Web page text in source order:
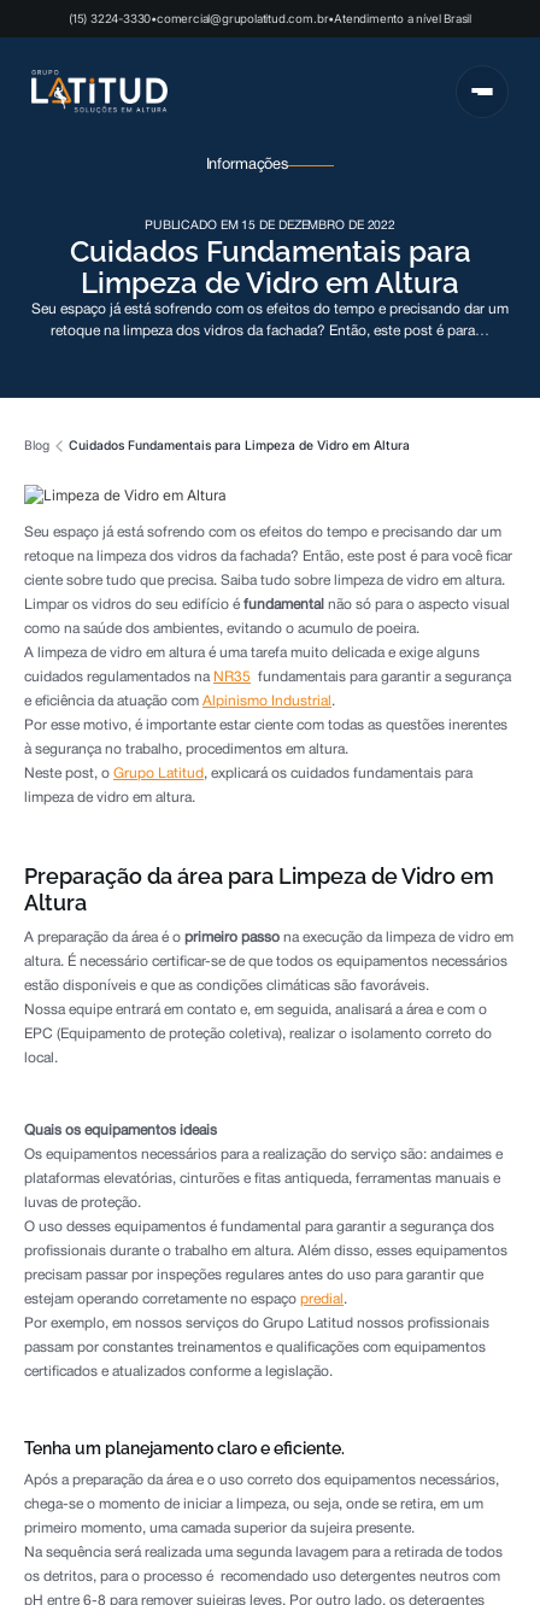
(15) 3224-3330•comercial@grupolatitud.com.br•Atendimento a nível Brasil
Informações
PUBLICADO EM 15 DE DEZEMBRO DE 2022
Cuidados Fundamentais para
Limpeza de Vidro em Altura
Seu espaço já está sofrendo com os efeitos do tempo e precisando dar um
retoque na limpeza dos vidros da fachada? Então, este post é para…
Blog Cuidados Fundamentais para Limpeza de Vidro em Altura
Seu espaço já está sofrendo com os efeitos do tempo e precisando dar um
retoque na limpeza dos vidros da fachada? Então, este post é para você ficar
ciente sobre tudo que precisa. Saiba tudo sobre limpeza de vidro em altura.
Limpar os vidros do seu edifício é fundamental não só para o aspecto visual
como na saúde dos ambientes, evitando o acumulo de poeira.
A limpeza de vidro em altura é uma tarefa muito delicada e exige alguns
cuidados regulamentados na NR35 fundamentais para garantir a segurança
e eficiência da atuação com Alpinismo Industrial .
Por esse motivo, é importante estar ciente com todas as questões inerentes
à segurança no trabalho, procedimentos em altura.
Neste post, o Grupo Latitud, explicará os cuidados fundamentais para
limpeza de vidro em altura.
Preparação da área para Limpeza de Vidro em
Altura
A preparação da área é o primeiro passo na execução da limpeza de vidro em
altura. É necessário certificar-se de que todos os equipamentos necessários
estão disponíveis e que as condições climáticas são favoráveis.
Nossa equipe entrará em contato e, em seguida, analisará a área e com o
EPC (Equipamento de proteção coletiva), realizar o isolamento correto do
local.
Quais os equipamentos ideais
Os equipamentos necessários para a realização do serviço são: andaimes e
plataformas elevatórias, cinturões e fitas antiqueda, ferramentas manuais e
luvas de proteção.
O uso desses equipamentos é fundamental para garantir a segurança dos
profissionais durante o trabalho em altura. Além disso, esses equipamentos
precisam passar por inspeções regulares antes do uso para garantir que
estejam operando corretamente no espaço predial .
Por exemplo, em nossos serviços do Grupo Latitud nossos profissionais
passam por constantes treinamentos e qualificações com equipamentos
certificados e atualizados conforme a legislação.
Tenha um planejamento claro e eficiente.
Após a preparação da área e o uso correto dos equipamentos necessários,
chega-se o momento de iniciar a limpeza, ou seja, onde se retira, em um
primeiro momento, uma camada superior da sujeira presente.
Na sequência será realizada uma segunda lavagem para a retirada de todos
os detritos, para o processo é recomendado uso detergentes neutros com
pH entre 6-8 para remover sujeiras leves. Por outro lado, os detergentes